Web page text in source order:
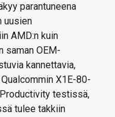
parantuneena
uusien
AMD:n kuin
saman OEM-
kannettavia,
X1E-80-
testissä,
tulee takkiin